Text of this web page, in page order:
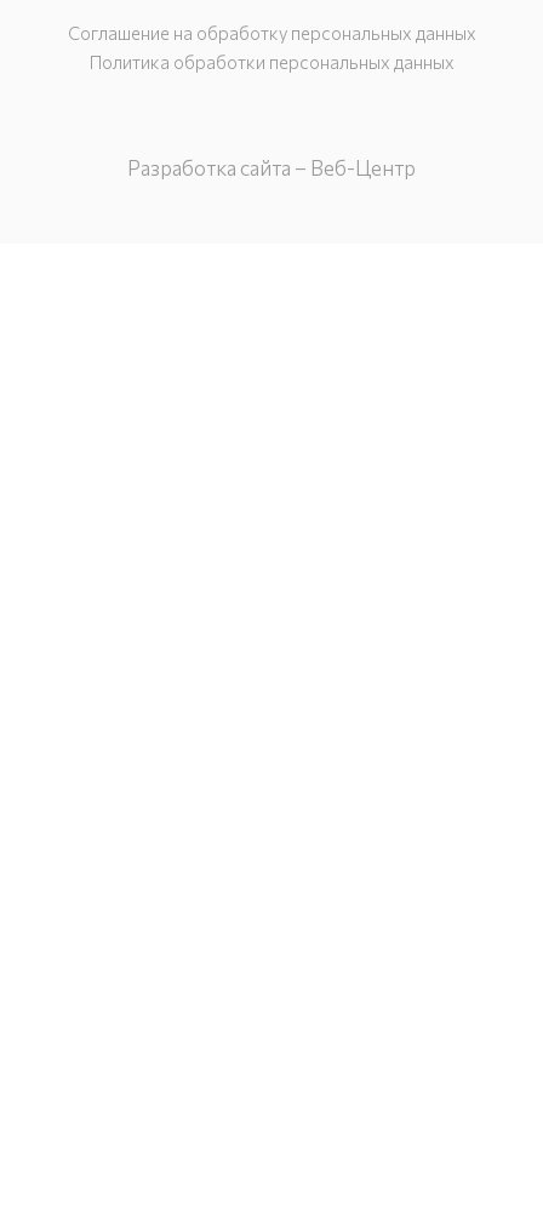
Соглашение на обработку персональных данных
Политика обработки персональных данных
Разработка сайта – Веб-Центр